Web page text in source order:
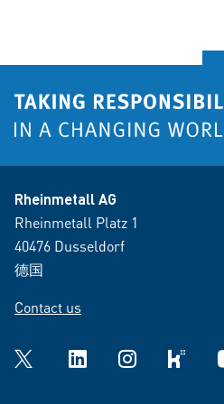
Rheinmetall AG
Rheinmetall Platz 1
40476 Dusseldorf
德国
Contact us
Twitter LinkedInInstagramkununu